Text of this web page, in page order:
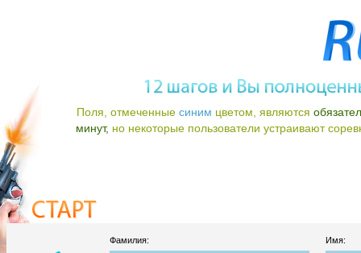
Поля, отмеченные синим цветом, являются
минут, но некоторые пользователи устраивают
Фамилия: Имя: